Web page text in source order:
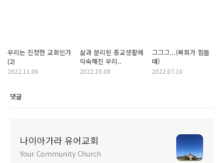
우리는 진정한 교회인가
(2)
2022.11.06
삶과 분리된 종교생활에
익숙해진 우리..
2022.10.08
그그그...(목회가 힘들
때)
2022.07.10
댓글
나이아가라 유어교회
Your Community Church